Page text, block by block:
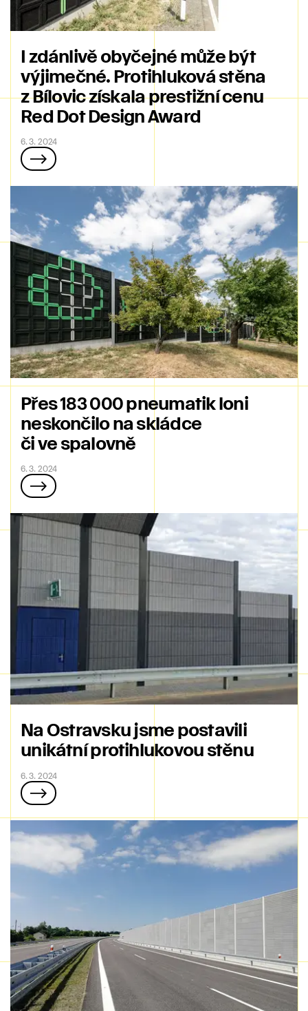
I zdánlivě obyčejné může být
výjimečné. Protihluková stěna
z Bílovic získala prestižní cenu
Red Dot Design Award
6. 3. 2024
Přes 183 000 pneumatik loni
neskončilo na skládce
či ve spalovně
6. 3. 2024
Na Ostravsku jsme postavili
unikátní protihlukovou stěnu
6. 3. 2024